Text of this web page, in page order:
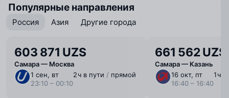
Популярные направления
Россия Азия Другие города
603 871 UZS
Самара — Москва
1 сен, вт
23:10 – 00:10
2 ⁠ч в пути / прямой
661 562 UZS
Самара — Казань
16 окт, пт
16:40 – 16:40
1 ⁠ч